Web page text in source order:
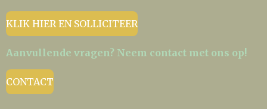
KLIK HIER EN SOLLICITEER
Aanvullende vragen? Neem contact met ons op!
CONTACT